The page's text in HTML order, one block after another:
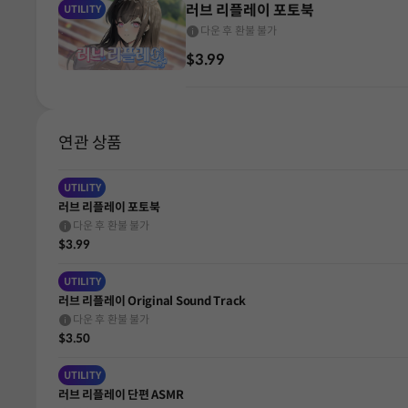
UTILITY 러브 리플레이 포토북
다운 후 환불 불가
$3.99
연관 상품
UTILITY
러브 리플레이 포토북
다운 후 환불 불가
$3.99
UTILITY
러브 리플레이 Original Sound Track
다운 후 환불 불가
$3.50
UTILITY
러브 리플레이 단편 ASMR